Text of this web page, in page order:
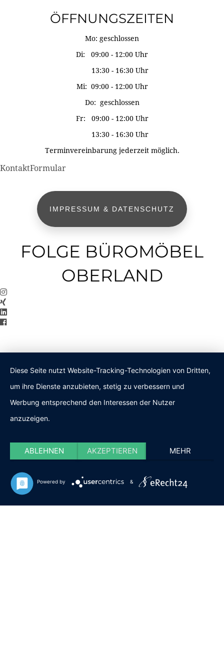
ÖFFNUNGSZEITEN
Mo: geschlossen
Di: 09:00 - 12:00 Uhr
13:30 - 16:30 Uhr
Mi: 09:00 - 12:00 Uhr
Do: geschlossen
Fr: 09:00 - 12:00 Uhr
13:30 - 16:30 Uhr
Terminvereinbarung jederzeit möglich.
KontaktFormular
IMPRESSUM & DATENSCHUTZ
FOLGE BÜROMÖBEL
OBERLAND
Diese Seite nutzt Website-Tracking-Technologien von Dritten,
um ihre Dienste anzubieten, stetig zu verbessern und
Werbung entsprechend den Interessen der Nutzer
anzuzeigen.
ABLEHNEN AKZEPTIEREN MEHR
Powered by &